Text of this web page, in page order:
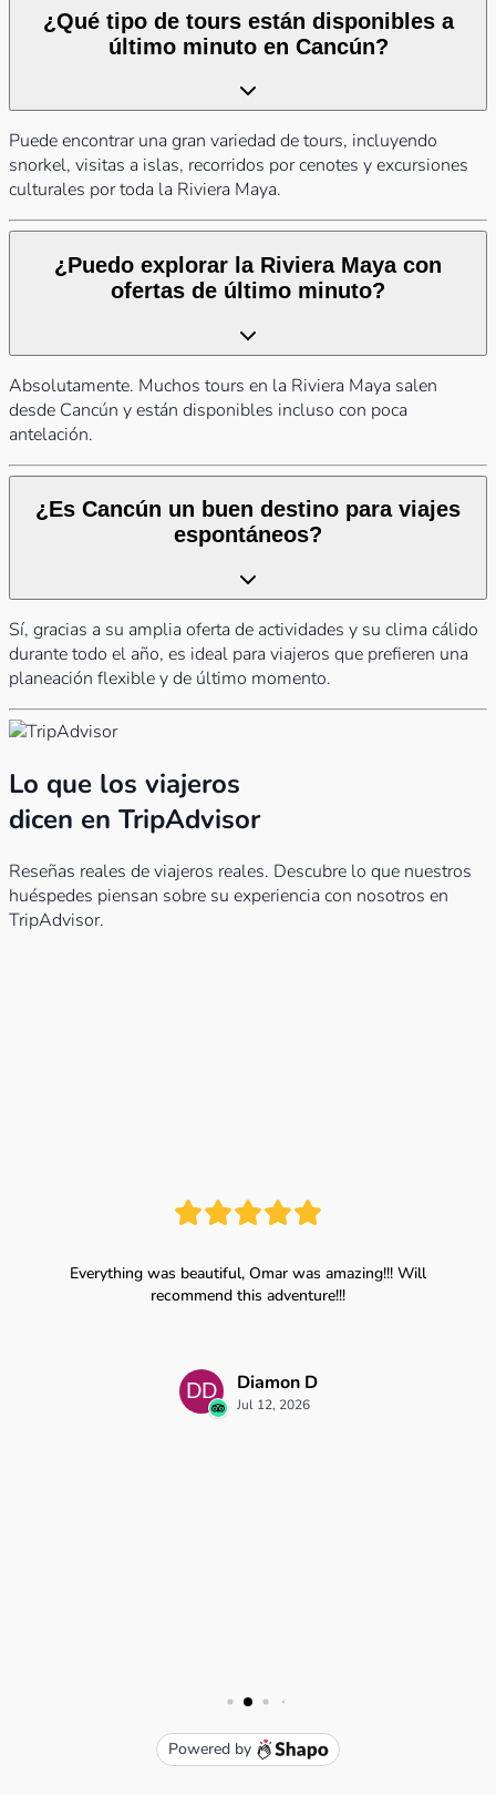
¿Qué tipo de tours están disponibles a
último minuto en Cancún?
Puede encontrar una gran variedad de tours, incluyendo
snorkel, visitas a islas, recorridos por cenotes y excursiones
culturales por toda la Riviera Maya.
¿Puedo explorar la Riviera Maya con
ofertas de último minuto?
Absolutamente. Muchos tours en la Riviera Maya salen
desde Cancún y están disponibles incluso con poca
antelación.
¿Es Cancún un buen destino para viajes
espontáneos?
Sí, gracias a su amplia oferta de actividades y su clima cálido
durante todo el año, es ideal para viajeros que prefieren una
planeación flexible y de último momento.
Lo que los viajeros
dicen en TripAdvisor
Reseñas reales de viajeros reales. Descubre lo que nuestros
huéspedes piensan sobre su experiencia con nosotros en
TripAdvisor.